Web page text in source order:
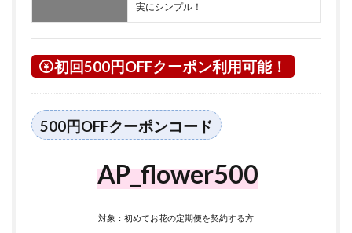
実にシンプル！
初回500円OFFクーポン利用可能！
500円OFFクーポンコード
AP_flower500
対象：初めてお花の定期便を契約する方